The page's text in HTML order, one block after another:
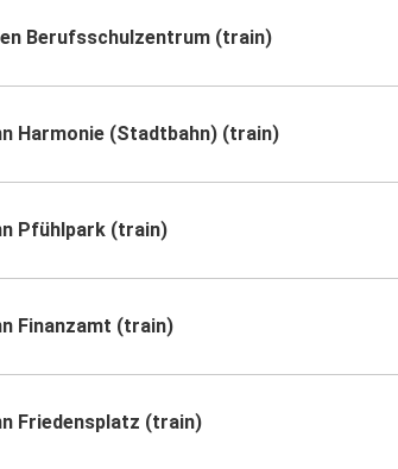
Berufsschulzentrum (train)
Harmonie (Stadtbahn) (train)
Pfühlpark (train)
Finanzamt (train)
Friedensplatz (train)